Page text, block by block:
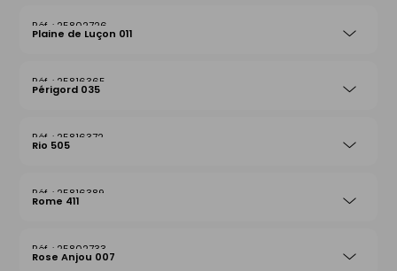
25802726
Plaine de Luçon 011
25816365
Périgord 035
25816372
Rio 505
25816389
Rome 411
25802733
Rose Anjou 007